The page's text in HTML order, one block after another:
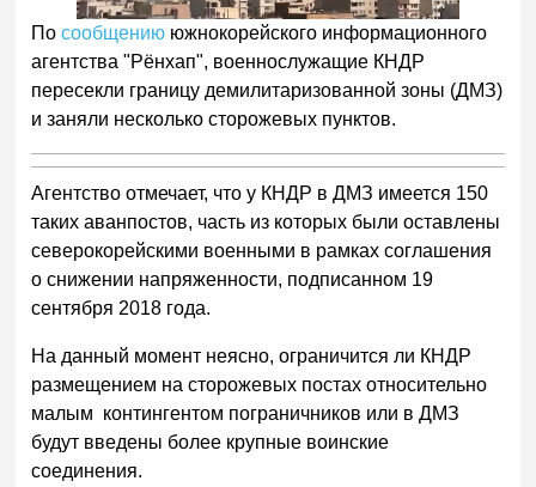
Посообщению южнокорейского информационного
агентства "Рёнхап", военнослужащие КНДР
пересекли границу демилитаризованной зоны (ДМЗ)
и заняли несколько сторожевых пунктов.
Агентство отмечает, что у КНДР в ДМЗ имеется 150
таких аванпостов, часть из которых были оставлены
северокорейскими военными в рамках соглашения
о снижении напряженности, подписанном 19
сентября 2018 года.
На данный момент неясно, ограничится ли КНДР
размещением на сторожевых постах относительно
малым контингентом пограничников или в ДМЗ
будут введены более крупные воинские
соединения.